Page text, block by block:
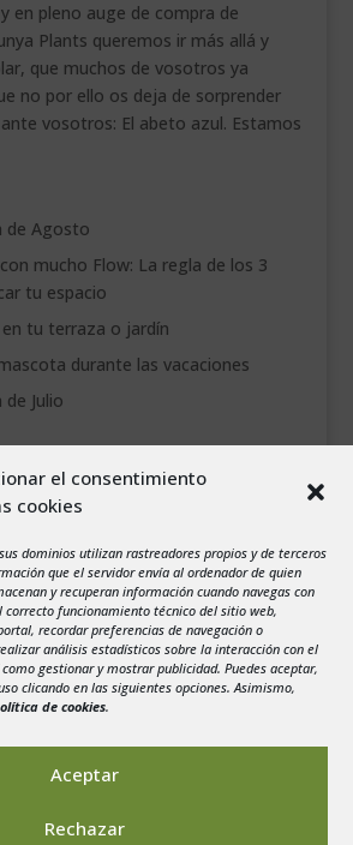
el consentimiento
cookies
sus dominios utilizan rastreadores propios y de terceros
que el servidor envía al ordenador de quien
y recuperan información cuando navegas con
funcionamiento técnico del sitio web,
recordar preferencias de navegación o
análisis estadísticos sobre la interacción con el
gestionar y mostrar publicidad. Puedes aceptar,
clicando en las siguientes opciones. Asimismo,
de cookies.
Aceptar
Rechazar
en pleno auge de compra de
Plants queremos ir más allá y
que muchos de vosotros ya
no por ello os deja de sorprender
vosotros: El abeto azul. Estamos
de Agosto
mucho Flow: La regla de los 3
tu espacio
tu terraza o jardín
durante las vacaciones
Julio
J V S
6 7 8
9
13 14 15
16
20 21 22
23
27 28 29
30